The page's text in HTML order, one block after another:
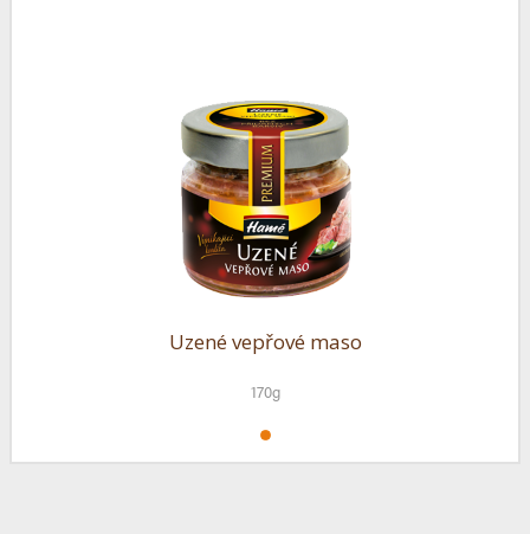
Uzené vepřové maso
170g